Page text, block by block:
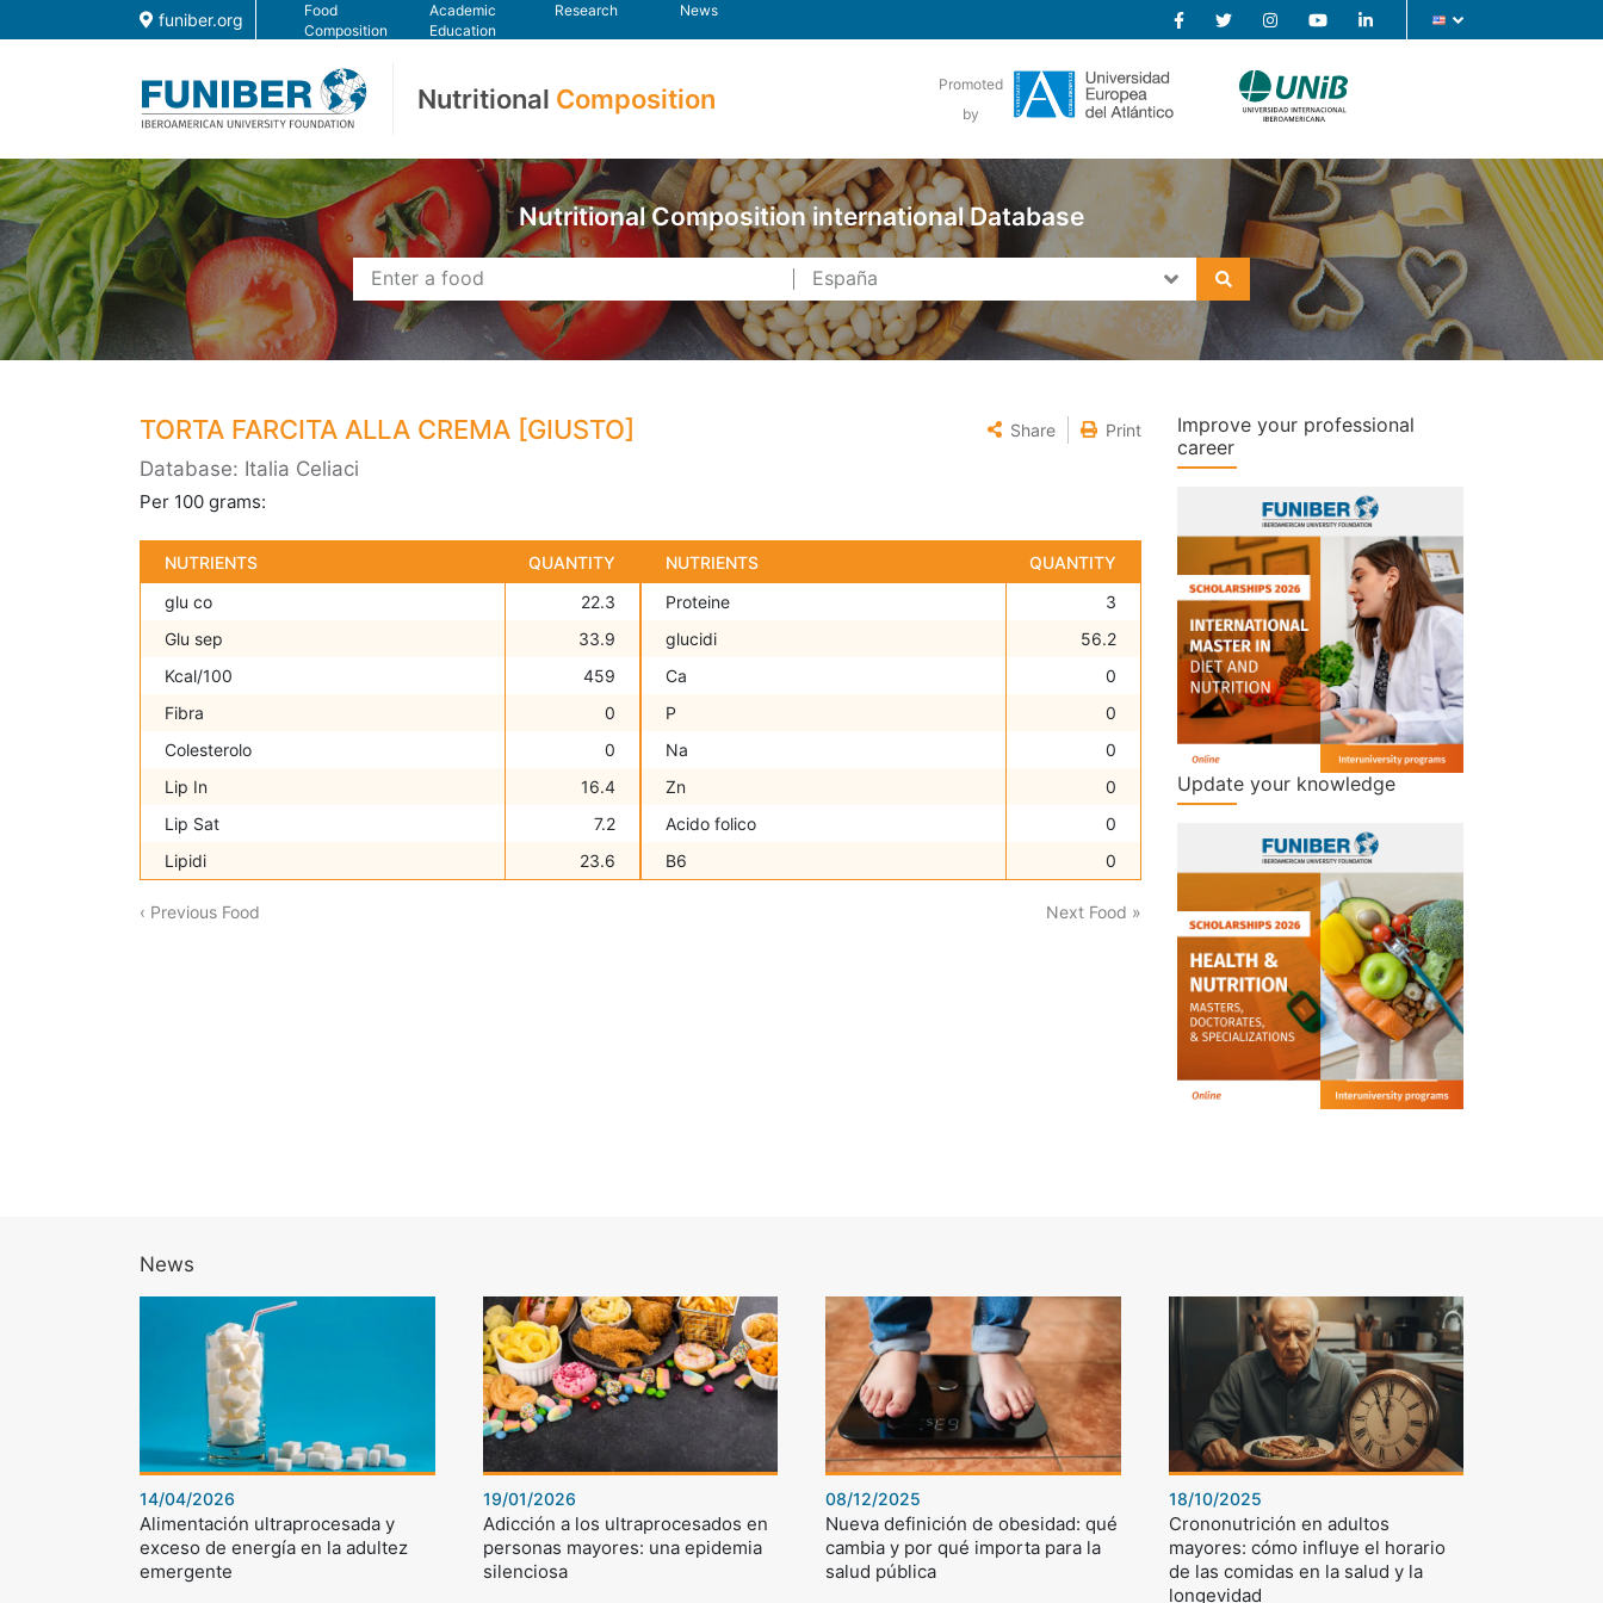
funiber.org
Food
Composition
Academic
Education
Research News
Nutritional Composition
Promoted
by
Nutritional Composition international Database
TORTA FARCITA ALLA CREMA [GIUSTO] Share Print
Database: Italia Celiaci
Per 100 grams:
NUTRIENTS
QUANTITY
glu co
22.3
Glu sep
33.9
Kcal/100
459
Fibra
0
Colesterolo
0
Lip In
16.4
Lip Sat
7.2
Lipidi
23.6
NUTRIENTS
QUANTITY
Proteine
3
glucidi
56.2
Ca
0
P
0
Na
0
Zn
0
Acido folico
0
B6
0
‹ Previous Food Next Food »
Improve your professional
career
Update your knowledge
News
14/04/2026
Alimentación ultraprocesada y
exceso de energía en la adultez
emergente
19/01/2026
Adicción a los ultraprocesados en
personas mayores: una epidemia
silenciosa
08/12/2025
Nueva definición de obesidad: qué
cambia y por qué importa para la
salud pública
18/10/2025
Crononutrición en adultos
mayores: cómo influye el horario
de las comidas en la salud y la
longevidad